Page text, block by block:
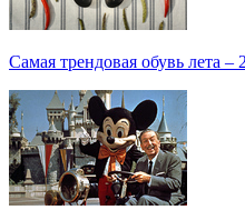
Самая трендовая обувь лета –